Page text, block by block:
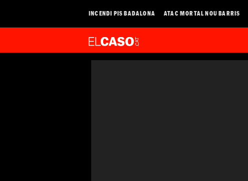
INCENDI PIS BADALONA ATAC MORTAL NOU BARRIS